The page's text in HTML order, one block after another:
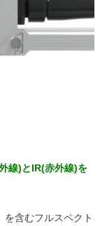
線)とIR(赤外線)を
含むフルスペクト